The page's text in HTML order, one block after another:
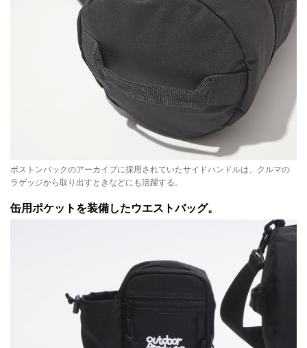
ボストンバックのアーカイブに採用されていたサイドハンドルは、クルマの
ラゲッジから取り出すときなどにも活躍する。
缶用ポケットを装備したウエストバッグ。